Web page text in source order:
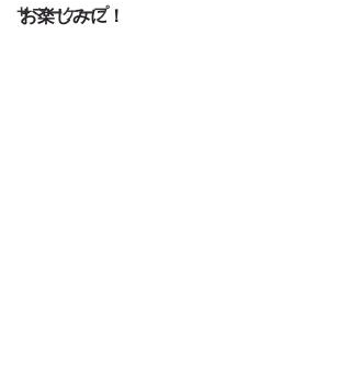
サマーケープ
お楽しみに！